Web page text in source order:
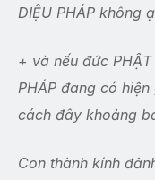
DIỆU PHÁP không
+ và nếu đức
PHÁP đang có
cách đây khoảng
Con thành kính